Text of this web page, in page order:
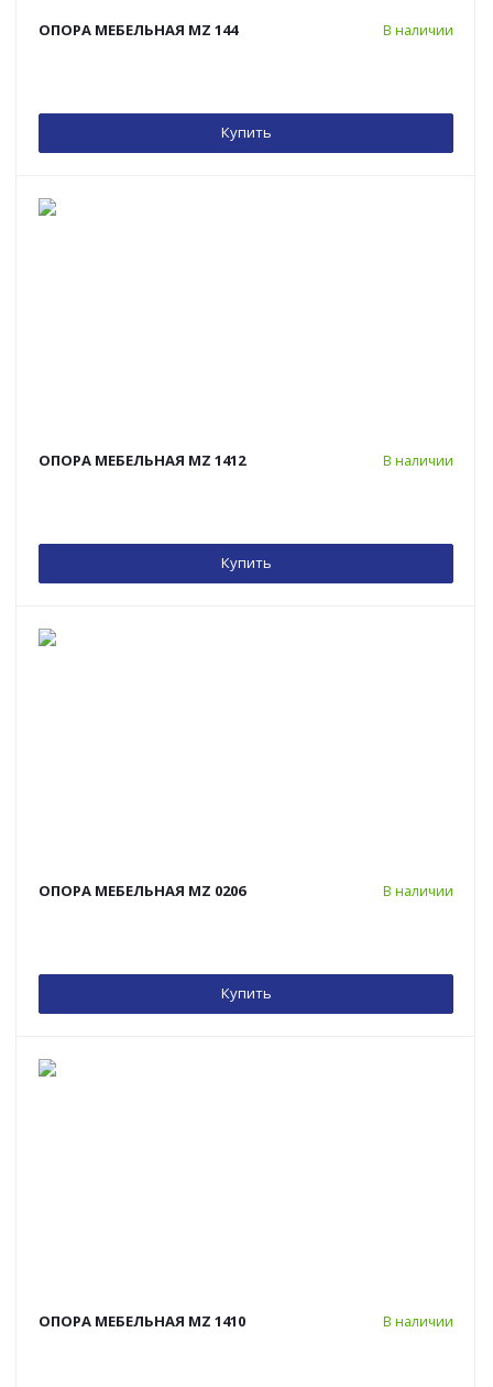
ОПОРА МЕБЕЛЬНАЯ MZ 144 В наличии
Купить
ОПОРА МЕБЕЛЬНАЯ MZ 1412 В наличии
Купить
ОПОРА МЕБЕЛЬНАЯ MZ 0206 В наличии
Купить
ОПОРА МЕБЕЛЬНАЯ MZ 1410 В наличии